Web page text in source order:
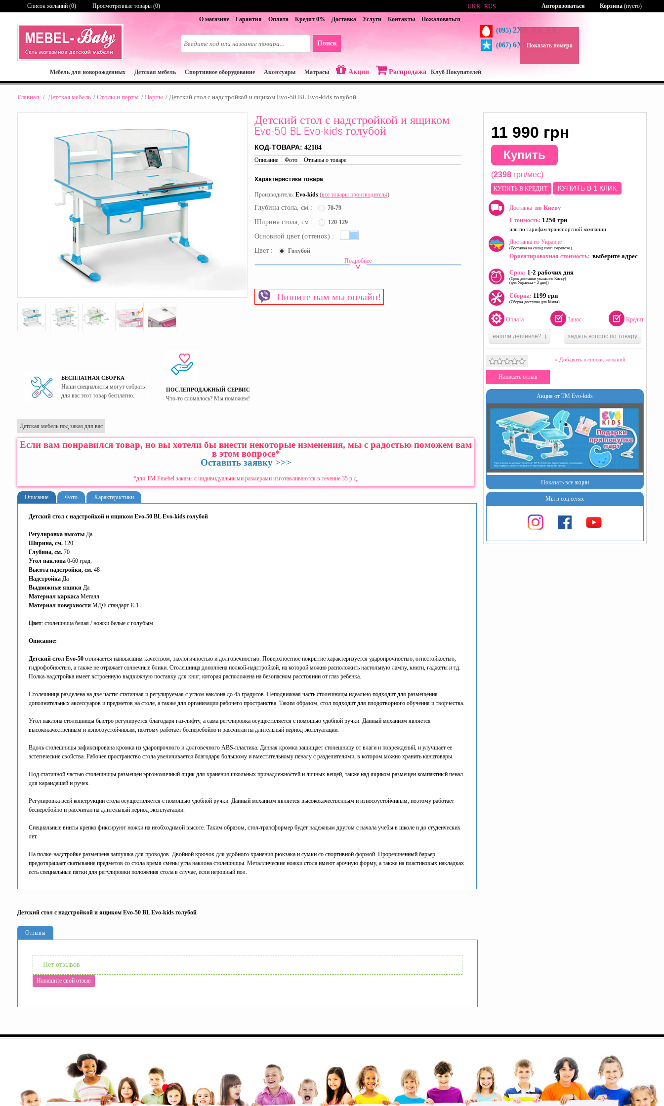
О магазине Гарантия Оплата Кредит 0% Доставка Услуги Контакты Пожаловаться
(095) 2XX-XX-XX
(067) 6XX-XX-XX
Показать номера
UKR RUS
Список желаний (0) Просмотренные товары (0) Корзина (пусто)
Авторизоваться
Мебель для новорожденных Детская мебель Спортивное оборудование Аксессуары Матрасы Акции Распродажа Клуб Покупателей
Главная / Детская мебель / Столы и парты / Парты / Детский стол с надстройкой и ящиком Evo-50 BL Evo-kids голубой
Детский стол с надстройкой и ящиком
Evo-50 BL Evo-kids голубой
КОД-ТОВАРА: 42184
Описание Фото Отзывы о товаре
Характеристики товара
Производитель: Evo-kids (все товары производителя)
Глубина стола, см : 70-79
Ширина стола, см : 120-129
Основной цвет (оттенок) :
Цвет :
Голубой
Срок доставки: 1-2 рабочих дня
Материал изготовления каркаса
Материал столешницы МДФ
Подробнее
Пишите нам мы онлайн!
БЕСПЛАТНАЯ СБОРКА
Наши специалисты могут собрать
для вас этот товар бесплатно.
ПОСЛЕПРОДАЖНЫЙ СЕРВИС
Что-то сломалось? Мы поможем!
Детская мебель под заказ для вас
Если вам понравился товар, но вы хотели бы внести некоторые изменения, мы с радостью поможем вам
в этом вопросе*
Оставить заявку >>>
*для ТМ Fmebel заказы с индивидуальными размерами изготавливаются в течение 35 р.д.
Описание Фото Характеристики
Детский стол с надстройкой и ящиком Evo-50 BL Evo-kids голубой
Регулировка высоты Да
Ширина, см. 120
Глубина, см. 70
Угол наклона 0-60 град.
Высота надстройки, см. 48
Надстройка Да
Выдвижные ящики Да
Материал каркаса Металл
Материал поверхности МДФ стандарт Е-1
Цвет: столешница белая / ножки белые с голубым
Описание:
Детский стол Evo-50 отличается наивысшим качеством, экологичностью и долговечностью. Поверхностное покрытие характеризуется ударопрочностью, огнестойкостью,
гидрофобностью, а также не отражает солнечные блики. Столешница дополнена полкой-надстройкой, на которой можно расположить настольную лампу, книги, гаджеты и тд.
Полка-надстройка имеет встроенную выдвижную поставку для книг, которая расположена на безопасном расстоянии от глаз ребенка.
Столешница разделена на две части: статичная и регулируемая с углом наклона до 45 градусов. Неподвижная часть столешницы идеально подходит для размещения
дополнительных аксессуаров и предметов на столе, а также для организации рабочего пространства. Таким образом, стол подходит для плодотворного обучения и творчества.
Угол наклона столешницы быстро регулируется благодаря газ-лифту, а сама регулировка осуществляется с помощью удобной ручки. Данный механизм является
высококачественным и износоустойчивым, поэтому работает бесперебойно и рассчитан на длительный период эксплуатации.
Вдоль столешницы зафиксирована кромка из ударопрочного и долговечного ABS-пластика. Данная кромка защищает столешницу от влаги и повреждений, и улучшает ее
эстетические свойства. Рабочее пространство стола увеличивается благодаря большому и вместительному пеналу с разделителями, в котором можно хранить канцтовары.
Под статичной частью столешницы размещен эргономичный ящик для хранения школьных принадлежностей и личных вещей, также над ящиком размещен компактный пенал
для карандашей и ручек.
Регулировка всей конструкции стола осуществляется с помощью удобной ручки. Данный механизм является высококачественным и износоустойчивым, поэтому работает
бесперебойно и рассчитан на длительный период эксплуатации.
Специальные винты крепко фиксируют ножки на необходимой высоте. Таким образом, стол-трансформер будет надежным другом с начала учебы в школе и до студенческих
лет.
На полке-надстройке размещена заглушка для проводов. Двойной крючок для удобного хранения рюкзака и сумки со спортивной формой. Прорезиненный барьер
предотвращает скатывание предметов со стола время смены угла наклона столешницы. Металлические ножки стола имеют арочную форму, а также на пластиковых накладках
есть специальные пятки для регулировки положения стола в случае, если неровный пол.
Детский стол с надстройкой и ящиком Evo-50 BL Evo-kids голубой
Отзывы
Нет отзывов
Напишите свой отзыв
11 990 грн
Купить
(2398грн/мес)
КУПИТЬ В КРЕДИТ КУПИТЬ В 1 КЛИК
Доставка по Киеву
Стоимость: 1250 грн
или по тарифам транспортной компании
Доставка по Украине
(Доставка на склад комп. перевозч.)
Ориентировочная стоимость: выберите адрес
Срок: 1-2 рабочих дня
(Срок доставки указан по Киеву)
(для Украины + 2 дня))
Сборка: 1199 грн
(Сборка доступна для Киева)
Оплата Занос Кредит
нашли дешевле? :) задать вопрос по товару
» Добавить в список желаний
Написать отзыв
Акция от ТМ Evo-kids
Показать все акции
Мы в соц.сетях